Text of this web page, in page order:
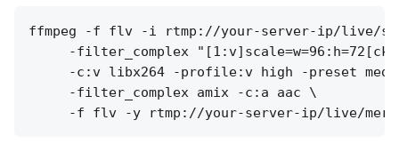
ffmpeg -f flv -i rtmp://your-server-ip/live/
-filter_complex
-c:v libx264 -profile:v high -preset
     -filter_complex amix -c:a aac \